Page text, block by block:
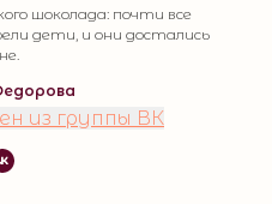
шоколада: почти все
дети, и они достались
из группы ВК